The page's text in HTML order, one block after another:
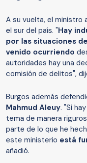
A su vuelta, el ministro
el sur del país. "Hay
por las situaciones
venido ocurriendo
autoridades hay una
comisión de delitos",
Burgos además
Mahmud Aleuy. "Si
tema de manera
parte de lo que he
este ministerio está
añadió.